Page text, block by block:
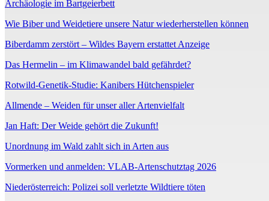
Archäologie im Bartgeierbett
Wie Biber und Weidetiere unsere Natur wiederherstellen können
Biberdamm zerstört – Wildes Bayern erstattet Anzeige
Das Hermelin – im Klimawandel bald gefährdet?
Rotwild-Genetik-Studie: Kanibers Hütchenspieler
Allmende – Weiden für unser aller Artenvielfalt
Jan Haft: Der Weide gehört die Zukunft!
Unordnung im Wald zahlt sich in Arten aus
Vormerken und anmelden: VLAB-Artenschutztag 2026
Niederösterreich: Polizei soll verletzte Wildtiere töten